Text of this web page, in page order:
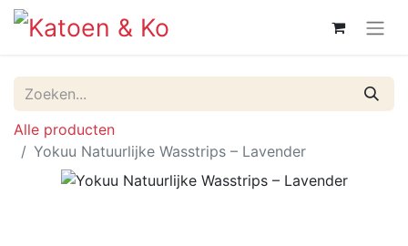
Alle producten
Yokuu Natuurlijke Wasstrips – Lavender